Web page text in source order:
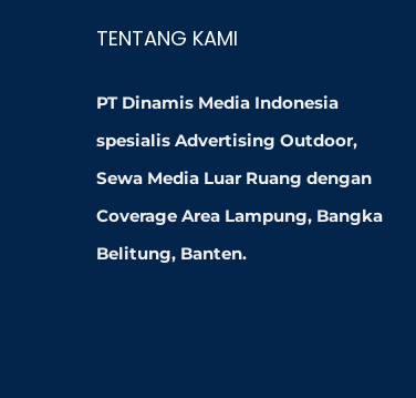
TENTANG KAMI
PT Dinamis Media Indonesia
spesialis Advertising Outdoor,
Sewa Media Luar Ruang dengan
Coverage Area Lampung, Bangka
Belitung, Banten.